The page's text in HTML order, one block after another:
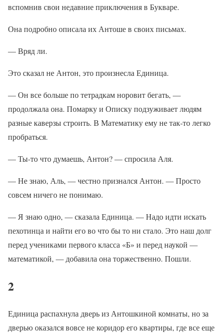
вспомнив свои недавние приключения в Букваре.
Она подробно описала их Антоше в своих письмах.
— Вряд ли.
Это сказал не Антон, это произнесла Единица.
— Он все больше по тетрадкам норовит бегать, —
продолжала она. Помарку и Описку подзуживает людям
разные каверзы строить. В Математику ему не так-то легко
пробраться.
— Ты-то что думаешь, Антон? — спросила Аля.
— Не знаю, Аль, — честно признался Антон. — Просто
совсем ничего не понимаю.
— Я знаю одно, — сказала Единица. — Надо идти искать
пехотинца и найти его во что бы то ни стало. Это наш долг
перед учениками первого класса «Б» и перед наукой —
математикой, — добавила она торжественно. Пошли.
2
Единица распахнула дверь из Антошкиной комнаты, но за
дверью оказался вовсе не коридор его квартиры, где все еще